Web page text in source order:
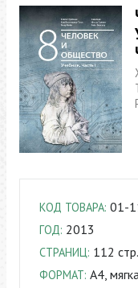
КОД ТОВАРА: 01-
ГОД: 2013
СТРАНИЦ: 112 cтр.
ФОРМАТ: A4,